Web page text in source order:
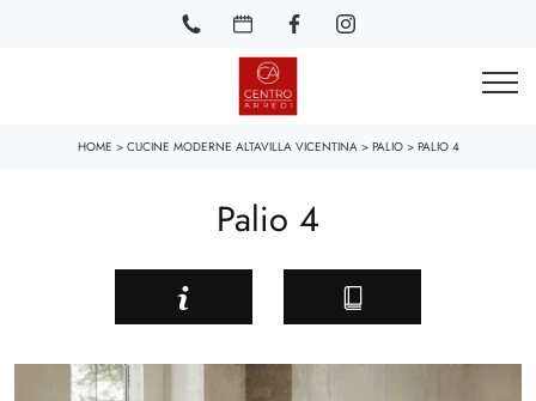
HOME > CUCINE MODERNE ALTAVILLA VICENTINA> PALIO > PALIO 4
Palio 4